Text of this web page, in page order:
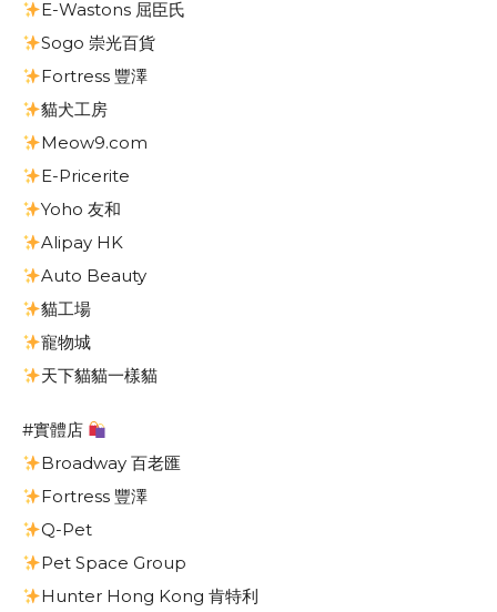
E-Wastons 屈臣氏
Sogo 崇光百貨
Fortress 豐澤
貓犬工房
Meow9.com
E-Pricerite
Yoho 友和
Alipay HK
Auto Beauty
貓工場
寵物城
天下貓貓一樣貓
#實體店
Broadway 百老匯
Fortress 豐澤
Q-Pet
Pet Space Group
Hunter Hong Kong 肯特利